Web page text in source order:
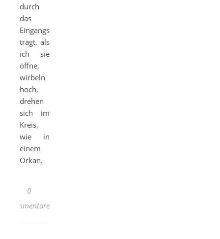
durch
das
Eingangsportal
trägt, als
ich sie
öffne,
wirbeln
hoch,
drehen
sich im
Kreis,
wie in
einem
Orkan.
0
Kommentare